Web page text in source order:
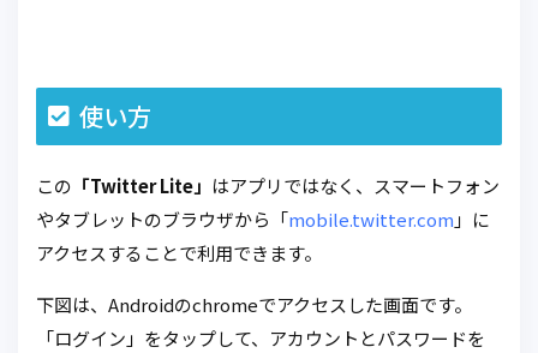
使い方
この 「Twitter Lite」 はアプリではなく、スマートフォン
やタブレットのブラウザから「mobile.twitter.com 」に
アクセスすることで利用できます。
下図は、Androidのchromeでアクセスした画面です。
「ログイン」をタップして、アカウントとパスワードを